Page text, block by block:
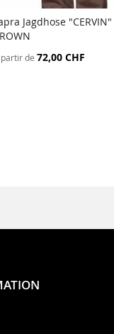
Ajouter au panier
Jagdhose
de 72,00 CHF